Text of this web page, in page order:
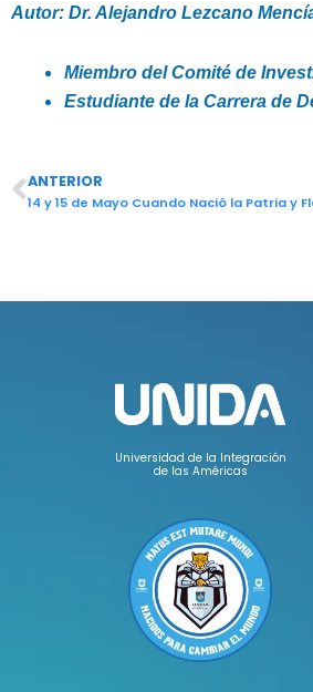
Autor: Dr. Alejandro Lezcano
Miembro del Comité de
Estudiante de la Carrera de
Ant
ANTERIOR
14 y 15 de Mayo Cuando Nació la Patria y
Universidad de la Integración
de las Américas